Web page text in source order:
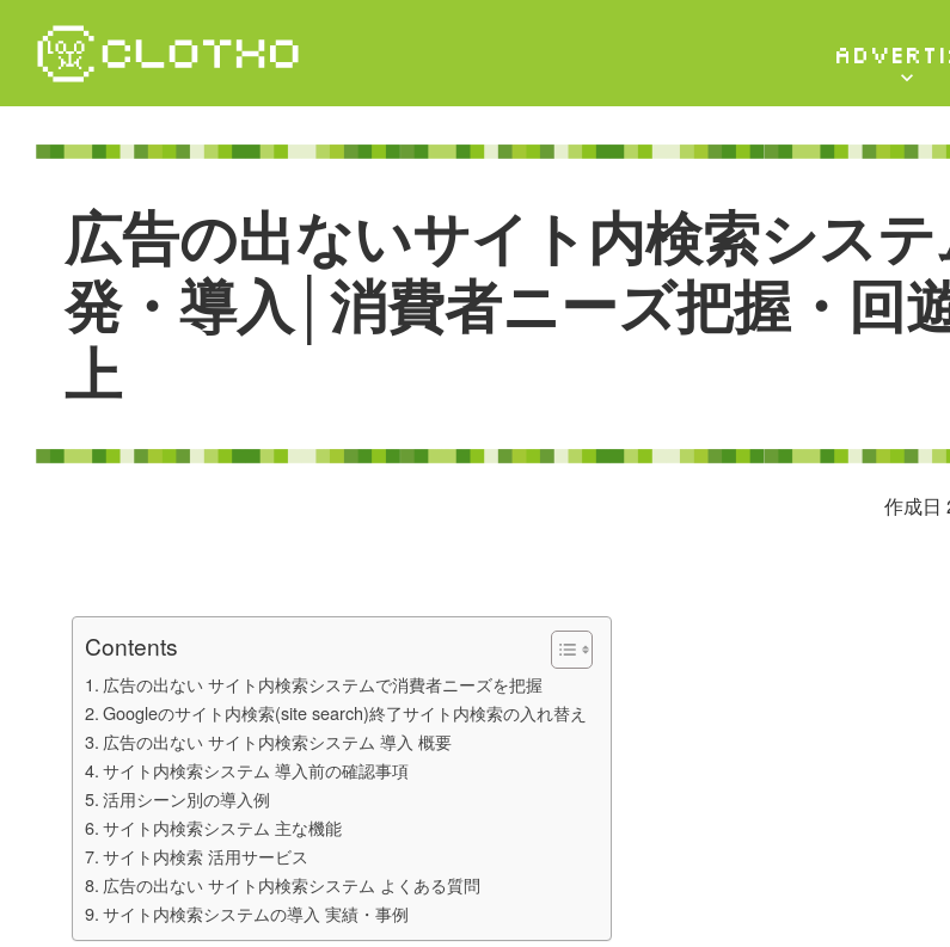
広告の出ないサイ ト 内検索システ
発・ 導入 消費者ニーズ把握 ・ 回
上
作成日
Contents
広告の出ない サイト内検索システムで消費者ニーズを把握
Googleのサイト内検索(site search)終了サイト内検索の入れ替え
広告の出ない サイト内検索システム 導入 概要
サイト内検索システム 導入前の確認事項
活用シーン別の導入例
サイト内検索システム 主な機能
サイト内検索 活用サービス
広告の出ない サイト内検索システム よくある質問
サイト内検索システムの導入 実績・事例